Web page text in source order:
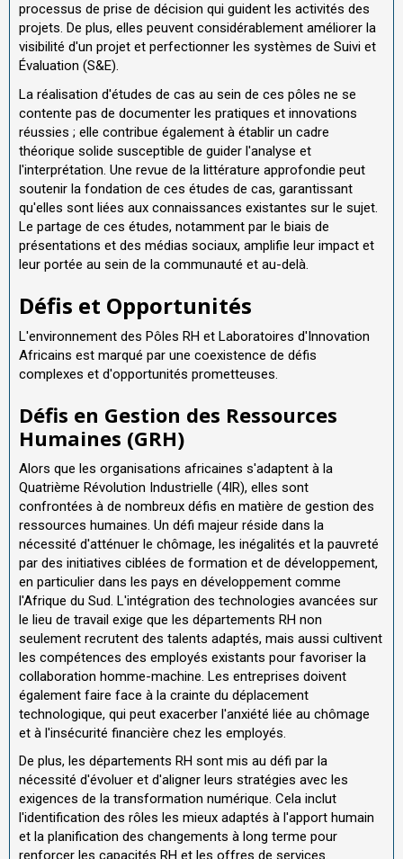
processus de prise de décision qui guident les activités des
projets. De plus, elles peuvent considérablement améliorer la
visibilité d'un projet et perfectionner les systèmes de Suivi et
Évaluation (S&E).
La réalisation d'études de cas au sein de ces pôles ne se
contente pas de documenter les pratiques et innovations
réussies ; elle contribue également à établir un cadre
théorique solide susceptible de guider l'analyse et
l'interprétation. Une revue de la littérature approfondie peut
soutenir la fondation de ces études de cas, garantissant
qu'elles sont liées aux connaissances existantes sur le sujet.
Le partage de ces études, notamment par le biais de
présentations et des médias sociaux, amplifie leur impact et
leur portée au sein de la communauté et au-delà.
Défis et Opportunités
L'environnement des Pôles RH et Laboratoires d'Innovation
Africains est marqué par une coexistence de défis
complexes et d'opportunités prometteuses.
Défis en Gestion des Ressources
Humaines (GRH)
Alors que les organisations africaines s'adaptent à la
Quatrième Révolution Industrielle (4IR), elles sont
confrontées à de nombreux défis en matière de gestion des
ressources humaines. Un défi majeur réside dans la
nécessité d'atténuer le chômage, les inégalités et la pauvreté
par des initiatives ciblées de formation et de développement,
en particulier dans les pays en développement comme
l'Afrique du Sud. L'intégration des technologies avancées sur
le lieu de travail exige que les départements RH non
seulement recrutent des talents adaptés, mais aussi cultivent
les compétences des employés existants pour favoriser la
collaboration homme-machine. Les entreprises doivent
également faire face à la crainte du déplacement
technologique, qui peut exacerber l'anxiété liée au chômage
et à l'insécurité financière chez les employés.
De plus, les départements RH sont mis au défi par la
nécessité d'évoluer et d'aligner leurs stratégies avec les
exigences de la transformation numérique. Cela inclut
l'identification des rôles les mieux adaptés à l'apport humain
et la planification des changements à long terme pour
renforcer les capacités RH et les offres de services.